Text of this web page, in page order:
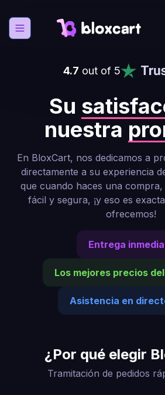
Abrir menú
4.7 out of 5
Su
nuestra
En BloxCart, nos dedicamos a
directamente a su experiencia
que cuando haces una compra,
fácil y segura, ¡y eso es
ofrecemos!
Entrega
Los mejores precios
Asistencia en
¿Por qué elegir
Tramitación de pedidos